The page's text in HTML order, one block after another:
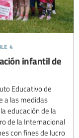
4
infantil de
Educativo de
a las medidas
educación de la
de la Internacional
con fines de lucro